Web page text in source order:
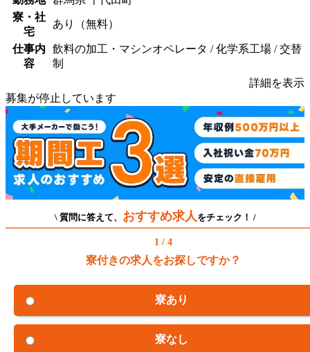
寮・社
宅
あり（無料）
仕事内
容
飲料の加工・マシンオペレータ / 化学系工場 / 交替
制
詳細を表示
募集が停止しています
\ 質問に答えて、 おすすめ求人 をチェック！ /
1 / 4
寮付きの求人をお探しですか？
寮あり
寮なし